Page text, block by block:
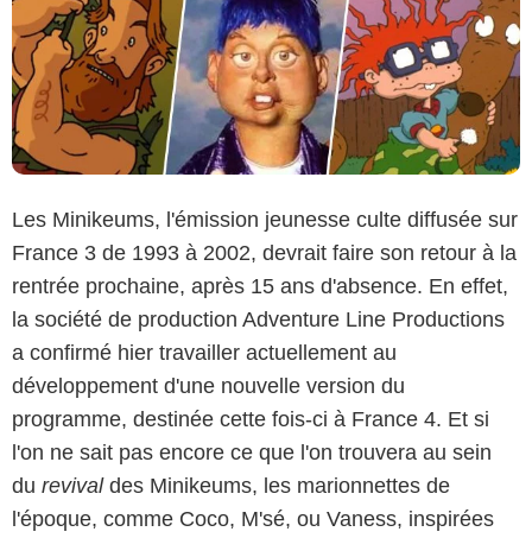
Les Minikeums, l'émission jeunesse culte diffusée sur
France 3 de 1993 à 2002, devrait faire son retour à la
rentrée prochaine, après 15 ans d'absence. En effet,
la société de production Adventure Line Productions
a confirmé hier travailler actuellement au
développement d'une nouvelle version du
programme, destinée cette fois-ci à France 4. Et si
l'on ne sait pas encore ce que l'on trouvera au sein
du revivaldes Minikeums, les marionnettes de
l'époque, comme Coco, M'sé, ou Vaness, inspirées